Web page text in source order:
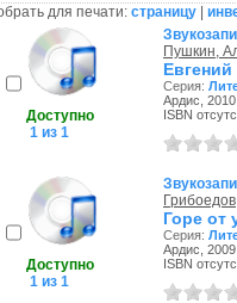
для печати: страницу
Доступно
1 из 1
Пушкин,
Серия:
Ардис, 2010
ISBN
Доступно
1 из 1
Горе от
Серия:
Ардис, 2009
ISBN